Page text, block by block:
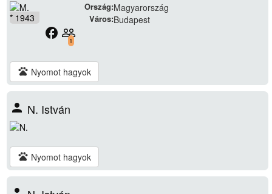
* 1943
Ország:Magyarország
Város:Budapest
facebook people_outline
1
pets Nyomot hagyok
person N. István
pets Nyomot hagyok